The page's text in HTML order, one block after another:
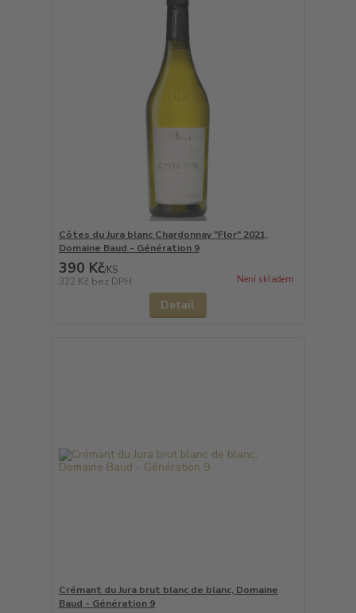
Côtes du Jura blanc Chardonnay "Flor" 2021,
Domaine Baud - Génération 9
390 Kč/KS
322 Kč bez DPH Není skladem
Detail
Crémant du Jura brut blanc de blanc, Domaine
Baud - Génération 9